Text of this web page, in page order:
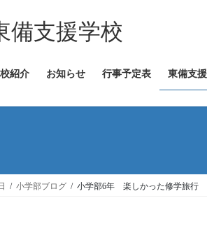
備支援学校
紹介 お知らせ 行事予定表 東備支
小学部ブログ 小学部6年 楽しかった修学旅行